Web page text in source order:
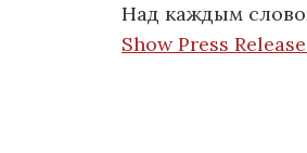
Над каждым
Show Press